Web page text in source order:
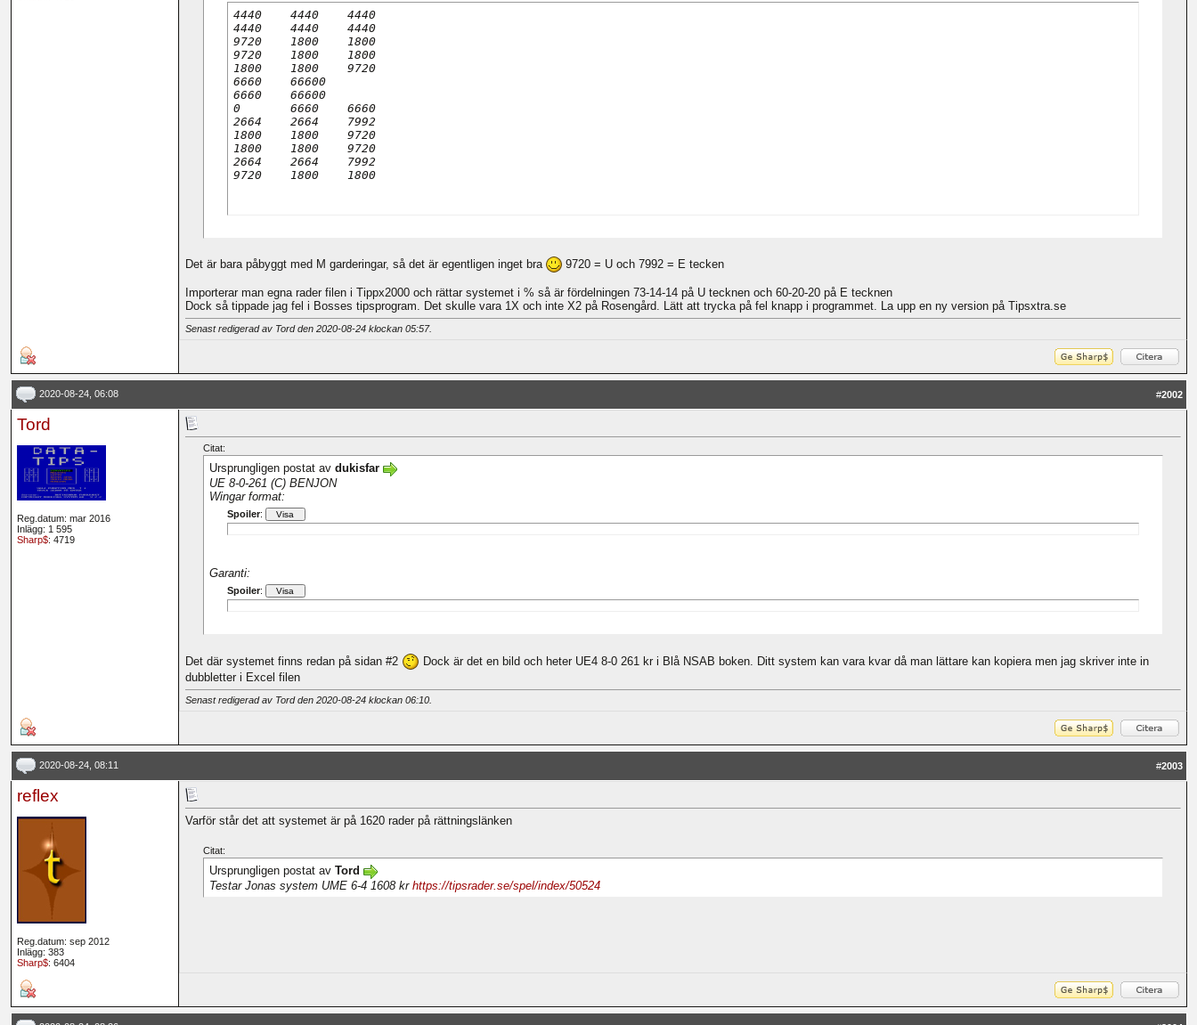
4440	4440	4440
4440	4440	4440
9720	1800	1800
9720	1800	1800
1800	1800	9720
6660	66600
6660	66600
0	6660	6660
2664	2664	7992
1800	1800	9720
1800	1800	9720
2664	2664	7992
9720	1800	1800
Det är bara påbyggt med M garderingar, så det är egentligen inget bra 9720 = U och 7992 = E tecken
Importerar man egna rader filen i Tippx2000 och rättar systemet i % så är fördelningen 73-14-14 på U tecknen och 60-20-20 på E tecknen
Dock så tippade jag fel i Bosses tipsprogram. Det skulle vara 1X och inte X2 på Rosengård. Lätt att trycka på fel knapp i programmet. La upp en ny version på Tipsxtra.se
Senast redigerad av Tord den 2020-08-24 klockan 05:57.
2020-08-24, 06:08 #2002
Tord
Reg.datum: mar 2016
Inlägg: 1 595
Sharp$: 4719
Citat:
Ursprungligen postat av dukisfar
UE 8-0-261 (C) BENJON
Wingar format:
Spoiler:
Garanti:
Spoiler:
Det där systemet finns redan på sidan #2
Dock är det en bild och heter UE4 8-0 261 kr i Blå NSAB boken. Ditt system kan vara kvar då man lättare kan kopiera men jag skriver inte in
dubbletter i Excel filen
Senast redigerad av Tord den 2020-08-24 klockan 06:10.
2020-08-24, 08:11 #2003
reflex
Reg.datum: sep 2012
Inlägg: 383
Sharp$: 6404
Varför står det att systemet är på 1620 rader på rättningslänken
Citat:
Ursprungligen postat av Tord
Testar Jonas system UME 6-4 1608 kr https://tipsrader.se/spel/index/50524